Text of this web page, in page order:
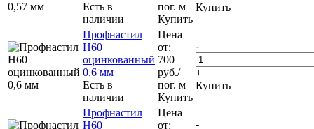
Есть в
наличии
пог. м
Купить
Купить
Профнастил
Н60
оцинкованный
0,6 мм
Есть в
наличии
Цена
от:
700
руб./
пог. м
Купить
-
+
Купить
Профнастил
Н60
Цена
от:
-